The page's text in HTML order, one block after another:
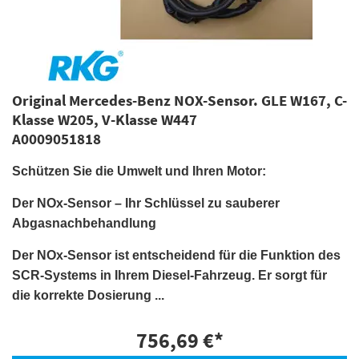
Original Mercedes-Benz NOX-Sensor. GLE W167, C-
Klasse W205, V-Klasse W447
A0009051818
Schützen Sie die Umwelt und Ihren Motor:
Der NOx-Sensor – Ihr Schlüssel zu sauberer
Abgasnachbehandlung
Der NOx-Sensor ist entscheidend für die Funktion des
SCR-Systems in Ihrem Diesel-Fahrzeug. Er sorgt für
die korrekte Dosierung ...
756,69 €*